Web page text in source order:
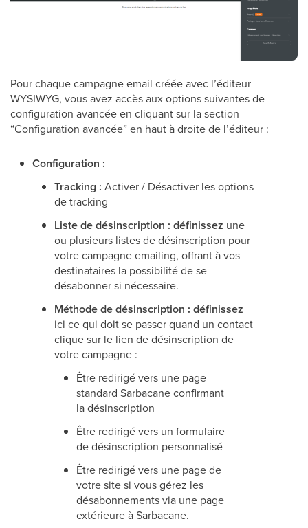
Pour chaque campagne email créée avec l’éditeur
WYSIWYG, vous avez accès aux options suivantes de
configuration avancée en cliquant sur la section
“Configuration avancée” en haut à droite de l’éditeur :
Configuration :
Tracking : Activer / Désactiver les options
de tracking
Liste de désinscription : définissez une
ou plusieurs listes de désinscription pour
votre campagne emailing, offrant à vos
destinataires la possibilité de se
désabonner si nécessaire.
Méthode de désinscription : définissez
ici ce qui doit se passer quand un contact
clique sur le lien de désinscription de
votre campagne :
Être redirigé vers une page
standard Sarbacane confirmant
la désinscription
Être redirigé vers un formulaire
de désinscription personnalisé
Être redirigé vers une page de
votre site si vous gérez les
désabonnements via une page
extérieure à Sarbacane.